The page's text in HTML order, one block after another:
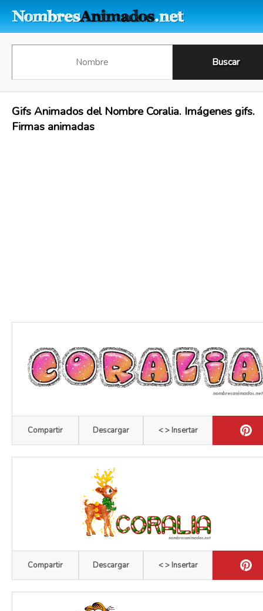
Gifs Animados del Nombre Coralia. Imágenes gifs.
Firmas animadas
Compartir Descargar < > Insertar
Compartir Descargar < > Insertar